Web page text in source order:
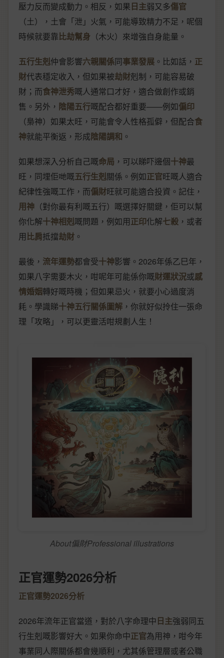
壓力反而變成動力。相反，如果日主弱又多傷官
（土），土會「泄」火氣，可能導致精力不足，呢個
時候就要靠比劫幫身 （木火）來增強自身能量。
五行生剋仲會影響六親關係同事業發展 。比如話， 正
財代表穩定收入，但如果被劫財剋制，可能容易破
財；而食神泄秀嘅人通常口才好，適合做創作或銷
售。另外， 陰陽五行嘅配合都好重要——例如偏印
（梟神）如果太旺，可能會令人性格孤僻，但配合食
神就能平衡返，形成陰陽調和 。
如果想深入分析自己嘅命局 ，可以睇吓邊個十神最
旺，同埋佢哋嘅五行生剋關係。例如正官旺嘅人適合
紀律性強嘅工作，而偏財旺就可能適合投資。記住，
用神 （對你最有利嘅五行）嘅選擇好關鍵，佢可以幫
你化解十神相剋嘅問題，例如用正印化解七殺 ，或者
用比肩抵擋劫財 。
最後， 流年運勢都會受十神影響。2026年係乙巳年，
如果八字需要木火，咁呢年可能係你嘅財運狀況或感
情婚姻轉好嘅時機；但如果忌火，就要小心過度消
耗。學識睇十神五行關係圖解 ，你就好似拎住一張命
理「攻略」，可以更靈活咁規劃人生！
About偏財Professional illustrations
正官運勢2026分析
正官運勢2026分析
2026年流年正官當道，對於八字命理中日主強弱同五
行生剋嘅影響好大。如果你命中正官為用神，咁今年
事業同人際關係都會幾順利，尤其係管理層或者公職